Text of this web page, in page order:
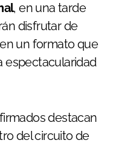
, en una tarde
disfrutar de
un formato que
espectacularidad
destacan
del circuito de